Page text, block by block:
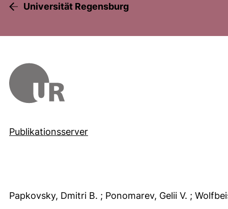
Universität Regensburg
Publikationsserver
Papkovsky, Dmitri B. ; Ponomarev, Gelii V. ;